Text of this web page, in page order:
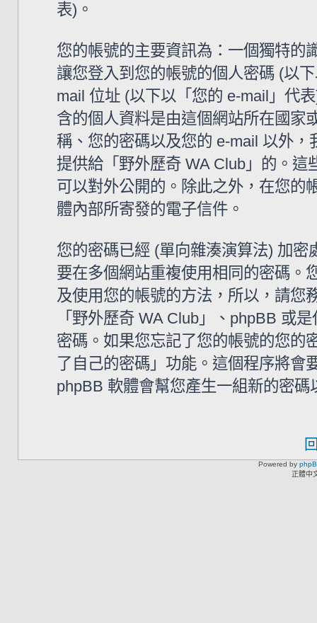
表)。
您的帳號的主要資訊為：一個獨特的
讓您登入到您的帳號的個人密碼 (以
mail 位址 (以下以「您的 e-mail」代
含的個人資料是由這個網站所在國家
稱、您的密碼以及您的 e-mail 以外
提供給「野外歷奇 WA Club」的。
可以對外公開的。除此之外，在您的
體內部所寄發的電子信件。
您的密碼已經 (單向雜湊演算法) 加
要在多個網站重複使用相同的密碼。
及使用您的帳號的方法，所以，請您
「野外歷奇 WA Club」、phpBB 或
密碼。如果您忘記了您的帳號的您的
了自己的密碼」功能。這個程序將會
phpBB 軟體會幫您產生一組新的密
Powered by
正體中